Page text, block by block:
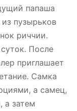
папаша
пузырьков
риччии.
После
приглашает
Самка
а самец,
а затем